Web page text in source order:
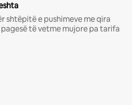
shtëpitë e pushimeve me qira
të vetme mujore pa tarifa